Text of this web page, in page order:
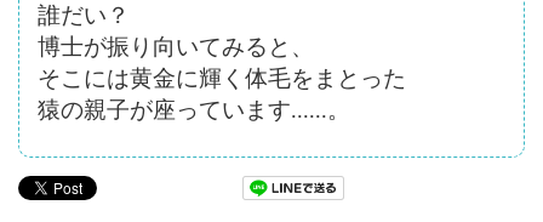
誰だい？
博士が振り向いてみると、
そこには黄金に輝く体毛をまとった
猿の親子が座っています......。